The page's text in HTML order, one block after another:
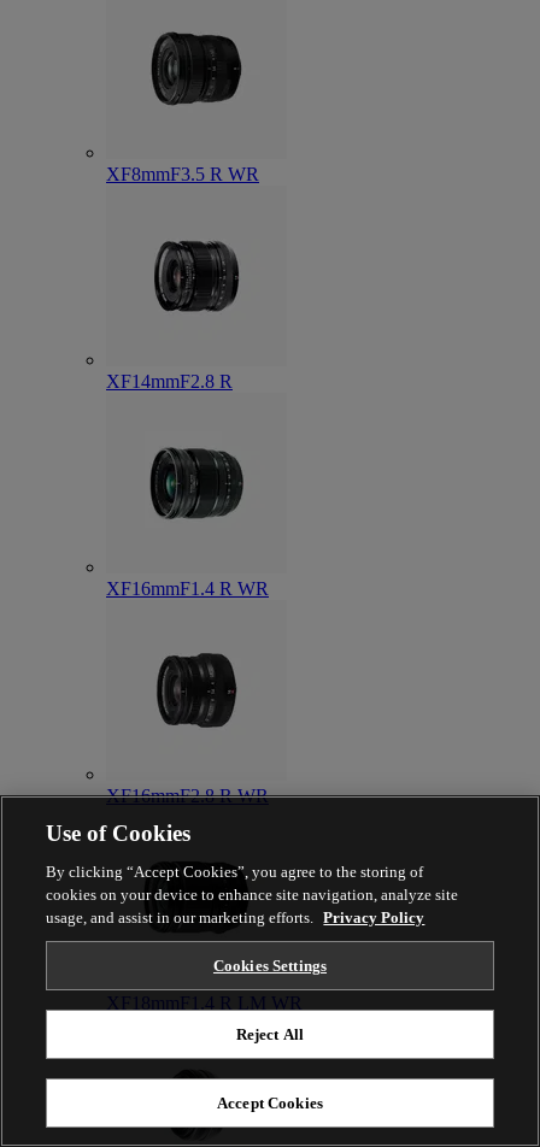
XF8mmF3.5 R WR
XF14mmF2.8 R
XF16mmF1.4 R WR
XF16mmF2.8 R WR
XF18mmF1.4 R LM WR
Use of Cookies
By clicking “Accept Cookies”, you agree to the storing of
cookies on your device to enhance site navigation, analyze site
usage, and assist in our marketing efforts. Privacy Policy
Cookies Settings
Reject All
Accept Cookies